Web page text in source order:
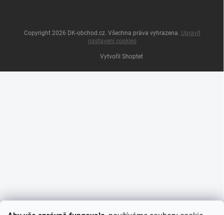
Vytvořil Shoptet
Copyright 2026 DK-obchod.cz. Všechna práva vyhrazena. Upravit
nastavení cookies